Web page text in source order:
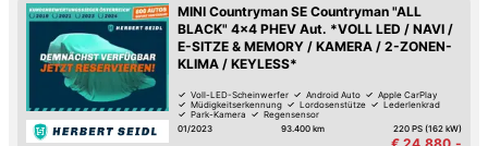
MINI Countryman SE Countryman "ALL
BLACK" 4x4 PHEV Aut. *VOLL LED / NAVI /
E-SITZE & MEMORY / KAMERA / 2-ZONEN-
KLIMA / KEYLESS*
Voll-LED-Scheinwerfer Android Auto
Apple CarPlay
Müdigkeitserkennung
Lordosenstütze
Lederlenkrad
Park-Kamera
Regensensor
01/2023
93.400 km 220 PS (162 kW)